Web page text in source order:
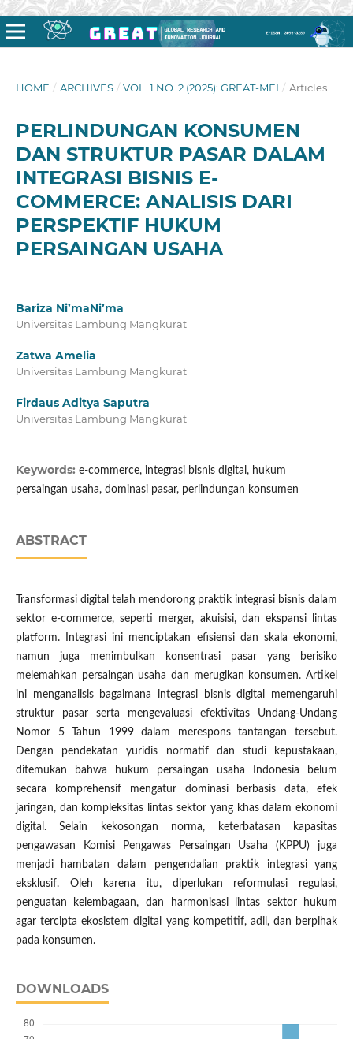
HOME / ARCHIVES / VOL. 1 NO. 2 (2025): GREAT-MEI / Articles
PERLINDUNGAN KONSUMEN
DAN STRUKTUR PASAR DALAM
INTEGRASI BISNIS E-
COMMERCE: ANALISIS DARI
PERSPEKTIF HUKUM
PERSAINGAN USAHA
Bariza Ni’maNi’ma
Universitas Lambung Mangkurat
Zatwa Amelia
Universitas Lambung Mangkurat
Firdaus Aditya Saputra
Universitas Lambung Mangkurat
Keywords: e-commerce, integrasi bisnis digital, hukum
persaingan usaha, dominasi pasar, perlindungan konsumen
ABSTRACT
Transformasi digital telah mendorong praktik integrasi bisnis dalam
sektor e-commerce, seperti merger, akuisisi, dan ekspansi lintas
platform. Integrasi ini menciptakan efisiensi dan skala ekonomi,
namun juga menimbulkan konsentrasi pasar yang berisiko
melemahkan persaingan usaha dan merugikan konsumen. Artikel
ini menganalisis bagaimana integrasi bisnis digital memengaruhi
struktur pasar serta mengevaluasi efektivitas Undang-Undang
Nomor 5 Tahun 1999 dalam merespons tantangan tersebut.
Dengan pendekatan yuridis normatif dan studi kepustakaan,
ditemukan bahwa hukum persaingan usaha Indonesia belum
secara komprehensif mengatur dominasi berbasis data, efek
jaringan, dan kompleksitas lintas sektor yang khas dalam ekonomi
digital. Selain kekosongan norma, keterbatasan kapasitas
pengawasan Komisi Pengawas Persaingan Usaha (KPPU) juga
menjadi hambatan dalam pengendalian praktik integrasi yang
eksklusif. Oleh karena itu, diperlukan reformulasi regulasi,
penguatan kelembagaan, dan harmonisasi lintas sektor hukum
agar tercipta ekosistem digital yang kompetitif, adil, dan berpihak
pada konsumen.
DOWNLOADS